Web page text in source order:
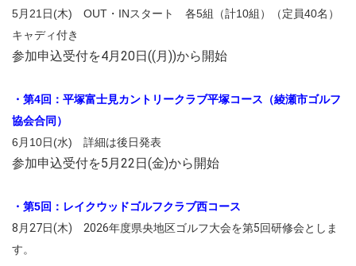
5月21日(木) OUT・INスタート 各5組（計10組）（定員40名）
キャディ付き
参加申込受付を4月20日((月))から開始
・第4回：平塚富士見カントリークラブ平塚コース（綾瀬市ゴルフ
協会合同）
6月10日(水) 詳細は後日発表
参加申込受付を5月22日(金)から開始
・第5回：レイクウッドゴルフクラブ西コース
8月27日(木) 2026年度県央地区ゴルフ大会を第5回研修会としま
す。